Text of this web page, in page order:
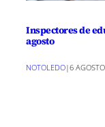
Inspectores de
agosto
NOTOLEDO|6